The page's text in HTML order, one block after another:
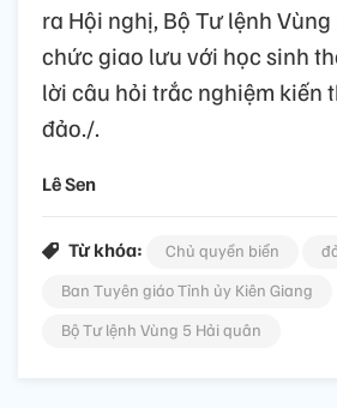
ra Hội nghị, Bộ Tư lệnh
chức giao lưu với học sinh
lời câu hỏi trắc nghiệm kiến
đảo./.
Lê Sen
Từ khóa: Chủ quyền biển
Ban Tuyên giáo Tỉnh ủy Kiên Giang
Bộ Tư lệnh Vùng 5 Hải quân